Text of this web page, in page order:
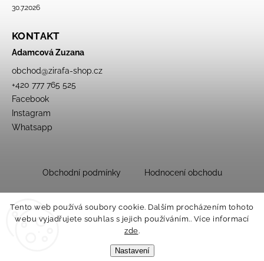
Tento web používá soubory cookie. Dalším procházením tohoto
webu vyjadřujete souhlas s jejich používáním.. Více informací
zde.
Nastavení
30.7.2026
KONTAKT
Adamcová Zuzana
obchod@zirafa-shop.cz
+420 777 765 525
Facebook
Instagram
Whatsapp
Obchodní podmínky Hodnocení obchodu